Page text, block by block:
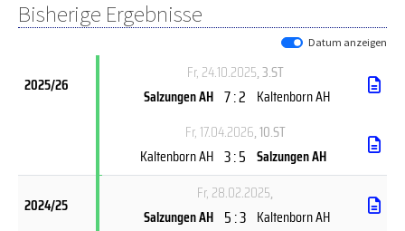
Bisherige Ergebnisse
Datum anzeigen
2025/26
Fr, 24.10.2025, 3.ST
Salzungen AH 7 : 2 Kaltenborn AH
Fr, 17.04.2026, 10.ST
Kaltenborn AH 3 : 5 Salzungen AH
2024/25
Fr, 28.02.2025,
Salzungen AH 5 : 3 Kaltenborn AH